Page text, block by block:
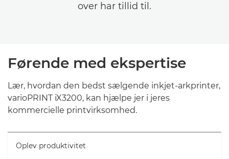
over har tillid til.
Førende med ekspertise
Lær, hvordan den bedst sælgende inkjet-arkprinter,
varioPRINT iX3200, kan hjælpe jer i jeres
kommercielle printvirksomhed.
Oplev produktivitet